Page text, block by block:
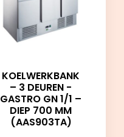
KOELWERKBANK
– 3 DEUREN -
GASTRO GN 1/1 –
DIEP 700 MM
(AAS903TA)